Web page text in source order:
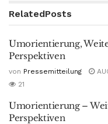
RelatedPosts
Umorientierung,
Perspektiven
von Pressemitteilung
21
Umorientierung –
Perspektiven